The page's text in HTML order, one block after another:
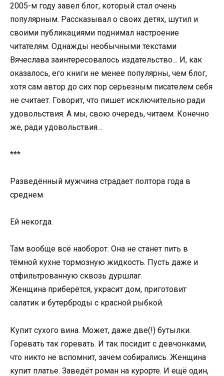
2005-м году завел блог, который стал очень
популярным. Рассказывал о своих детях, шутил и
своими публикациями поднимал настроение
читателям. Однажды необычными текстами
Вячеслава заинтересовалось издательство… И, как
оказалось, его книги не менее популярны, чем блог,
хотя сам автор до сих пор серьезным писателем себя
не считает. Говорит, что пишет исключительно ради
удовольствия. А мы, свою очередь, читаем. Конечно
же, ради удовольствия…
***
Разведённый мужчина страдает полтора года в
среднем.
Ей некогда.
Там вообще всё наоборот. Она не станет пить в
тёмной кухне тормозную жидкость. Пусть даже и
отфильтрованную сквозь дуршлаг.
Женщина приберётся, украсит дом, приготовит
салатик и бутерброды с красной рыбкой.
Купит сухого вина. Может, даже две(!) бутылки.
Горевать так горевать. И так посидит с девчонками,
что никто не вспомнит, зачем собирались. Женщина
купит платье. Заведёт роман на курорте. И ещё один,